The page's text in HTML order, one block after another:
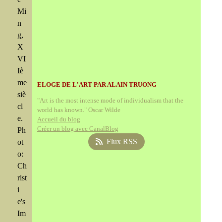
Mi
n
g,
X
VI
Iè
me
siè
cl
e.
Ph
ot
o:
Ch
rist
i
e's
Im
ELOGE DE L'ART PAR ALAIN TRUONG
"Art is the most intense mode of individualism that the
world has known." Oscar Wilde
Accueil du blog
Créer un blog avec CanalBlog
Flux RSS